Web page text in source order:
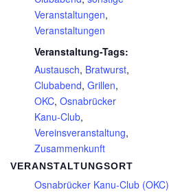
Veranstaltungen,
Veranstaltungen
Veranstaltung-Tags:
Austausch, Bratwurst,
Clubabend, Grillen,
OKC, Osnabrücker
Kanu-Club,
Vereinsveranstaltung,
Zusammenkunft
VERANSTALTUNGSORT
Osnabrücker Kanu-Club (OKC)